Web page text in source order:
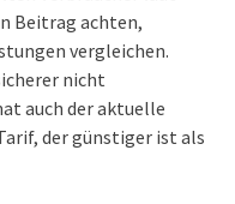
Beitrag achten,
vergleichen.
nicht
auch der aktuelle
der günstiger ist als